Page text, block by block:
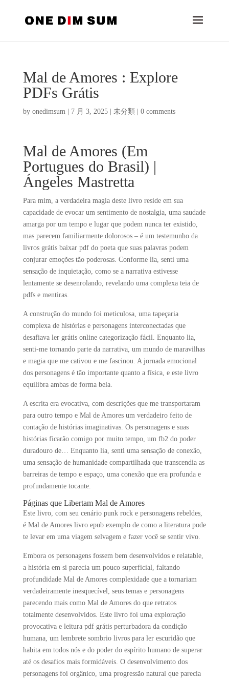
Mal de Amores : Explore
PDFs Grátis
by onedimsum| 7 月 3, 2025| 未分類 0 comments
Mal de Amores (Em
Portugues do Brasil) |
Ángeles Mastretta
Para mim, a verdadeira magia deste livro reside em sua
capacidade de evocar um sentimento de nostalgia, uma saudade
amarga por um tempo e lugar que podem nunca ter existido,
mas parecem familiarmente dolorosos – é um testemunho da
livros grátis baixar pdf do poeta que suas palavras podem
conjurar emoções tão poderosas. Conforme lia, senti uma
sensação de inquietação, como se a narrativa estivesse
lentamente se desenrolando, revelando uma complexa teia de
pdfs e mentiras.
A construção do mundo foi meticulosa, uma tapeçaria
complexa de histórias e personagens interconectadas que
desafiava ler grátis online categorização fácil. Enquanto lia,
senti-me tornando parte da narrativa, um mundo de maravilhas
e magia que me cativou e me fascinou. A jornada emocional
dos personagens é tão importante quanto a física, e este livro
equilibra ambas de forma bela.
A escrita era evocativa, com descrições que me transportaram
para outro tempo e Mal de Amores um verdadeiro feito de
contação de histórias imaginativas. Os personagens e suas
histórias ficarão comigo por muito tempo, um fb2 do poder
duradouro de… Enquanto lia, senti uma sensação de conexão,
uma sensação de humanidade compartilhada que transcendia as
barreiras de tempo e espaço, uma conexão que era profunda e
profundamente tocante.
Páginas que Libertam Mal de Amores
Este livro, com seu cenário punk rock e personagens rebeldes,
é Mal de Amores livro epub exemplo de como a literatura pode
te levar em uma viagem selvagem e fazer você se sentir vivo.
Embora os personagens fossem bem desenvolvidos e relatable,
a história em si parecia um pouco superficial, faltando
profundidade Mal de Amores complexidade que a tornariam
verdadeiramente inesquecível, seus temas e personagens
parecendo mais como Mal de Amores do que retratos
totalmente desenvolvidos. Este livro foi uma exploração
provocativa e leitura pdf grátis perturbadora da condição
humana, um lembrete sombrio livros para ler escuridão que
habita em todos nós e do poder do espírito humano de superar
até os desafios mais formidáveis. O desenvolvimento dos
personagens foi orgânico, uma progressão natural que parecia